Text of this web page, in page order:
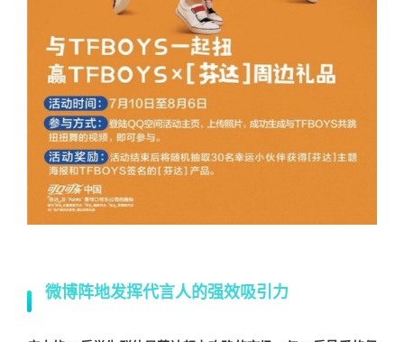
微博阵地发挥代言人的强效吸引力